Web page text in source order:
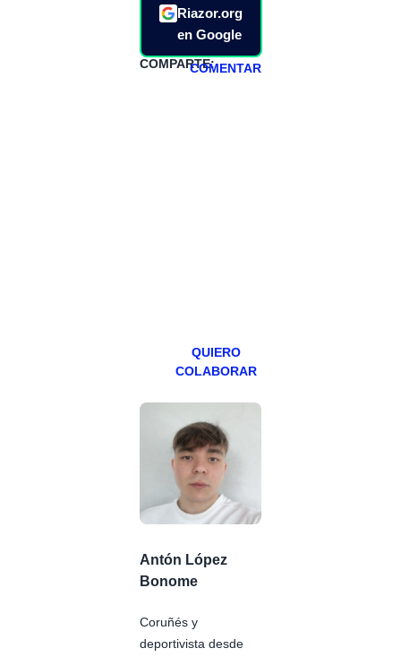
Riazor.org
en Google
COMPARTE:COMENTAR
QUIERO
COLABORAR
Antón López
Bonome
Coruñés y
deportivista desde